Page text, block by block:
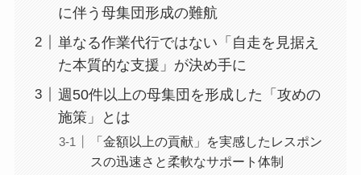
に伴う母集団形成の難航
単なる作業代行ではない「自走を見据え
た本質的な支援」が決め手に
週50件以上の母集団を形成した「攻めの
施策」とは
「金額以上の貢献」を実感したレスポン
スの迅速さと柔軟なサポート体制